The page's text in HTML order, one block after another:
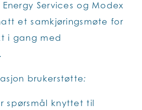
Energy Services og Modex
et samkjøringsmøte for
i gang med
brukerstøtte:
spørsmål knyttet til